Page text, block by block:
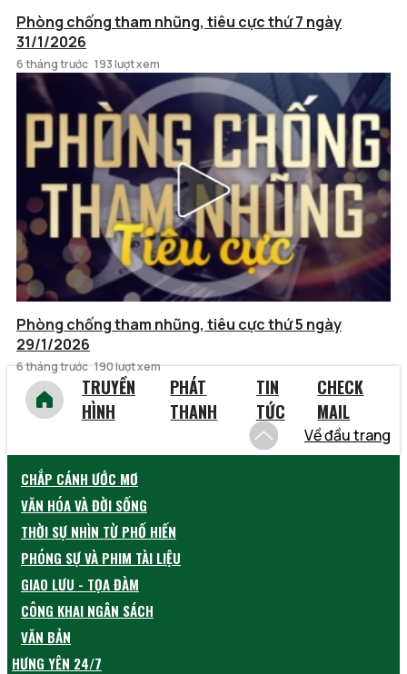
Phòng chống tham nhũng, tiêu cực thứ 7 ngày
31/1/2026
6 tháng trước 193 lượt xem
Phòng chống tham nhũng, tiêu cực thứ 5 ngày
29/1/2026
6 tháng trước 190 lượt xem
TRUYỀN
HÌNH
PHÁT
THANH
TIN
TỨC
CHECK
MAIL
Về đầu trang
CHẮP CÁNH ƯỚC MƠ
VĂN HÓA VÀ ĐỜI SỐNG
THỜI SỰ NHÌN TỪ PHỐ HIẾN
PHÓNG SỰ VÀ PHIM TÀI LIỆU
GIAO LƯU - TỌA ĐÀM
CÔNG KHAI NGÂN SÁCH
VĂN BẢN
HƯNG YÊN 24/7